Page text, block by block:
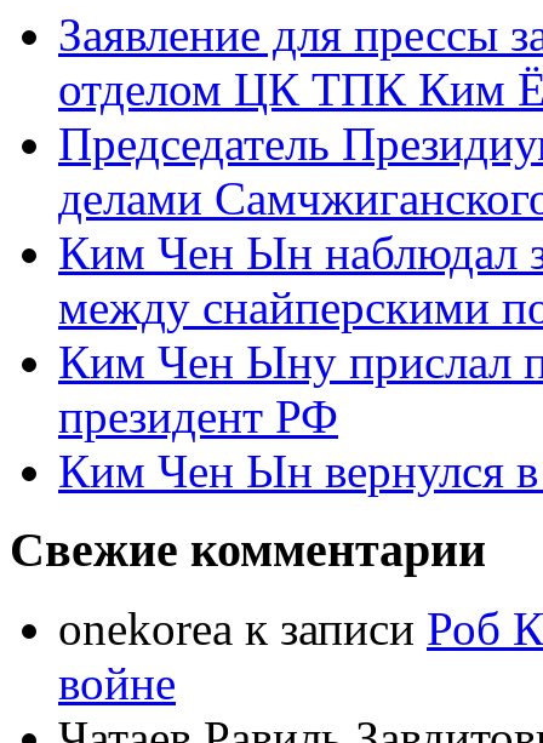
Заявление для прессы
отделом ЦК ТПК Ким
Председатель
делами
Ким Чен Ын наблюдал
между снайперскими
Ким Чен Ыну прислал
президент РФ
Ким Чен Ын вернулся
Свежие комментарии
onekorea к записи Роб
войне